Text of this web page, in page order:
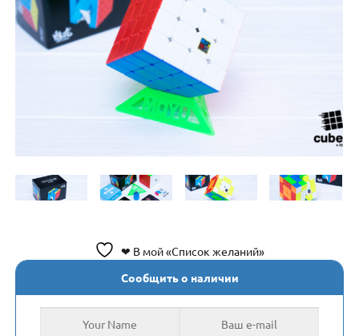
❤ В мой «Список желаний»
Сообщить о наличии